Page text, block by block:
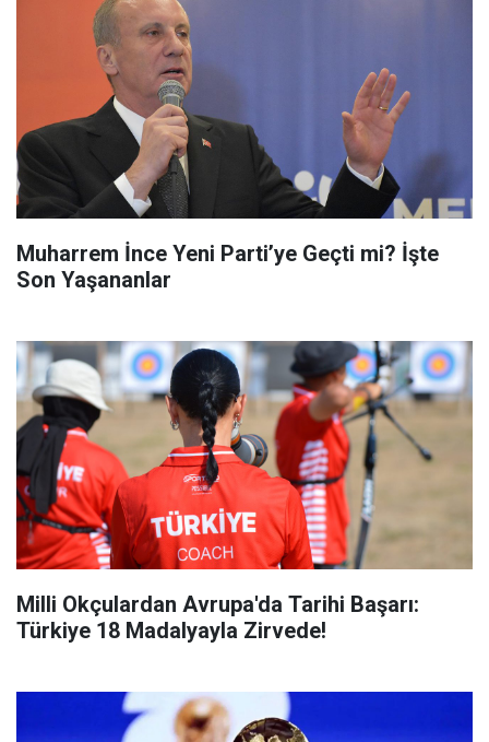
Muharrem İnce Yeni Parti’ye Geçti mi? İşte
Son Yaşananlar
Milli Okçulardan Avrupa'da Tarihi Başarı:
Türkiye 18 Madalyayla Zirvede!